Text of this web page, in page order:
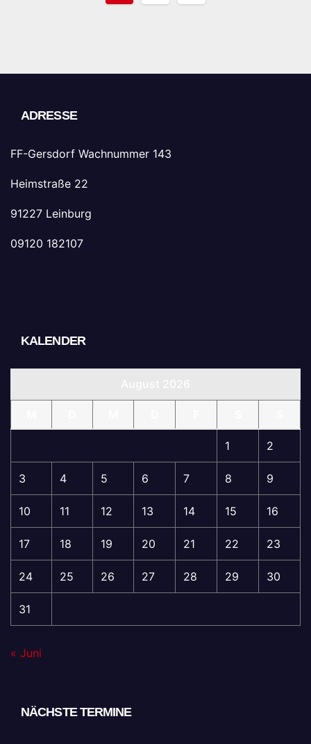
ADRESSE
FF-Gersdorf Wachnummer 143
Heimstraße 22
91227 Leinburg
09120 182107
KALENDER
1 2
3 4 5 6 7 8 9
10 11 12 13 14 15 16
17 18 19 20 21 22 23
24 25 26 27 28 29 30
31
« Juni
NÄCHSTE TERMINE